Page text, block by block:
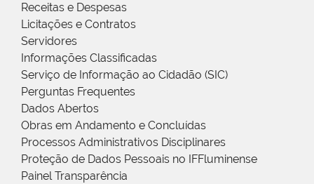
Receitas e Despesas
Licitações e Contratos
Servidores
Informações Classificadas
Serviço de Informação ao Cidadão (SIC)
Perguntas Frequentes
Dados Abertos
Obras em Andamento e Concluídas
Processos Administrativos Disciplinares
Proteção de Dados Pessoais no IFFluminense
Painel Transparência